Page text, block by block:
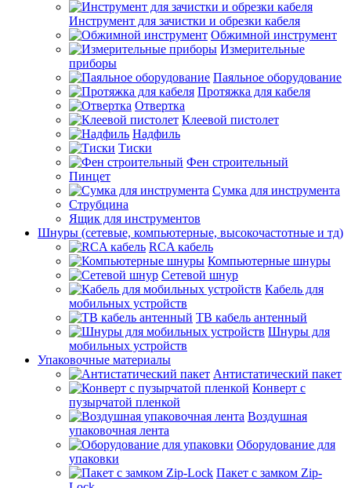
Инструмент для зачистки и обрезки кабеля
Обжимной инструмент
Измерительные
приборы
Паяльное оборудование
Протяжка для кабеля
Отвертка
Клеевой пистолет
Надфиль
Тиски
Фен строительный
Пинцет
Сумка для инструмента
Струбцина
Ящик для инструментов
Шнуры (сетевые, компьютерные, высокочастотные и тд)
RCA кабель
Компьютерные шнуры
Сетевой шнур
Кабель для
мобильных устройств
ТВ кабель антенный
Шнуры для
мобильных устройств
Упаковочные материалы
Антистатический пакет
Конверт с
пузырчатой пленкой
Воздушная
упаковочная лента
Оборудование для
упаковки
Пакет с замком Zip-